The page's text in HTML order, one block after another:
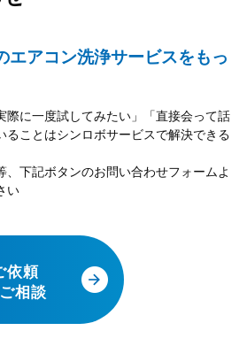
エアコン洗浄サービスをもっ
際に一度試してみたい」「直接会って話
ることはシンロボサービスで解決できる
、下記ボタンのお問い合わせフォームよ
い
依頼
相談